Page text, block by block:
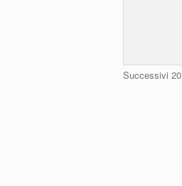
Successivi 20